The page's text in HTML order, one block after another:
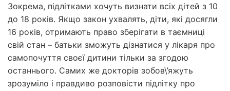
Зокрема, підлітками хочуть визнати всіх дітей з 10
до 18 років. Якщо закон ухвалять, діти, які досягли
16 років, отримають право зберігати в таємниці
свій стан – батьки зможуть дізнатися у лікаря про
самопочуття своєї дитини тільки за згодою
останнього. Самих же докторів зобов\’яжуть
зрозуміло і правдиво розповісти підлітку про